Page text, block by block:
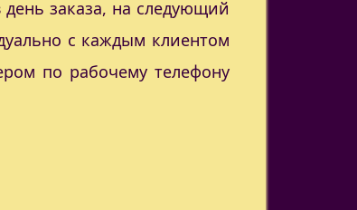
заказа, на следующий
с каждым клиентом
по рабочему телефону